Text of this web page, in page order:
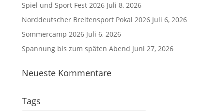
Spiel und Sport Fest 2026 Juli 8, 2026
Norddeutscher Breitensport Pokal 2026 Juli 6, 2026
Sommercamp 2026 Juli 6, 2026
Spannung bis zum späten Abend Juni 27, 2026
Neueste Kommentare
Tags